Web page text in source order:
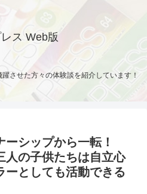
ス Web版
させた方々の体験談を紹介しています！
ーシップから一転！
人の子供たちは自立心
ーとしても活動できる